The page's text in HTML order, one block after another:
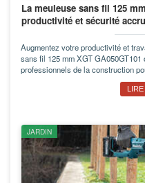
La meuleuse sans fil 125
productivité et sécurité
Augmentez votre productivité et
sans fil 125 mm XGT
professionnels de la construction
LIRE
JARDIN